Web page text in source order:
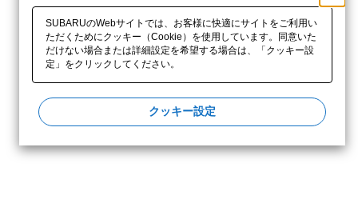
SUBARUのWebサイトでは、お客様に快適にサイトをご利用い
ただくためにクッキー（Cookie）を使用しています。同意いた
だけない場合または詳細設定を希望する場合は、「クッキー設
定」をクリックしてください。​
クッキー設定